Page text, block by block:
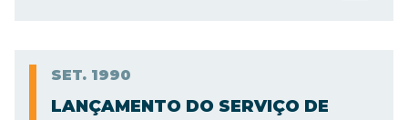
SET. 1990
LANÇAMENTO DO SERVIÇO DE